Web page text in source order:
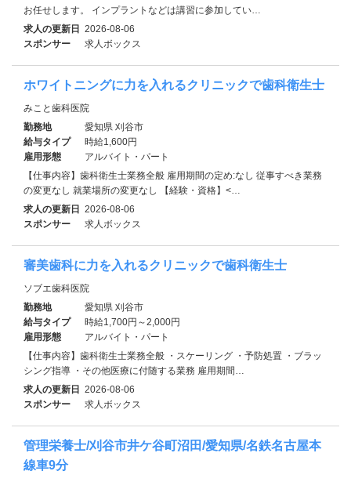
お任せします。 インプラントなどは講習に参加してい…
求人の更新日
2026-08-06
スポンサー
求人ボックス
ホワイトニングに力を入れるクリニックで歯科衛生士
みこと歯科医院
勤務地
愛知県 刈谷市
給与タイプ
時給1,600円
雇用形態
アルバイト・パート
【仕事内容】歯科衛生士業務全般 雇用期間の定め:なし 従事すべき業務
の変更なし 就業場所の変更なし 【経験・資格】<…
求人の更新日
2026-08-06
スポンサー
求人ボックス
審美歯科に力を入れるクリニックで歯科衛生士
ソブエ歯科医院
勤務地
愛知県 刈谷市
給与タイプ
時給1,700円～2,000円
雇用形態
アルバイト・パート
【仕事内容】歯科衛生士業務全般 ・スケーリング ・予防処置 ・ブラッ
シング指導 ・その他医療に付随する業務 雇用期間…
求人の更新日
2026-08-06
スポンサー
求人ボックス
管理栄養士/刈谷市井ケ谷町沼田/愛知県/名鉄名古屋本
線車9分